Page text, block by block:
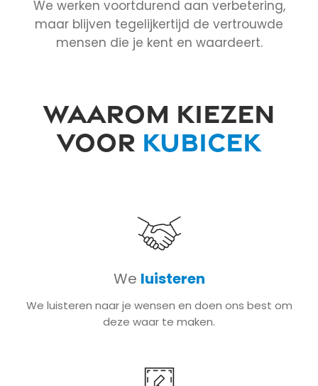
We werken voortdurend aan verbetering,
maar blijven tegelijkertijd de vertrouwde
mensen die je kent en waardeert.
WAAROM KIEZEN
VOOR KUBICEK
We luisteren
We luisteren naar je wensen en doen ons best om
deze waar te maken.